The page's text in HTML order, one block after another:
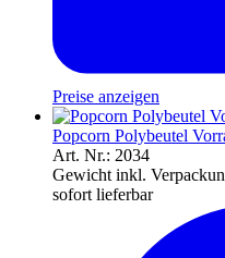
Preise anzeigen
Popcorn Polybeutel
Art. Nr.: 2034
Gewicht inkl.
sofort lieferbar